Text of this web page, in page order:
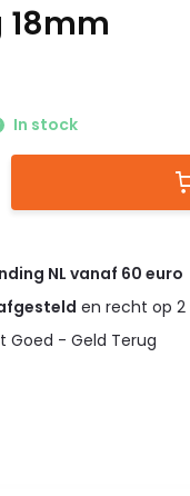
In stock
NL vanaf 60 euro
en recht op
Goed - Geld Terug